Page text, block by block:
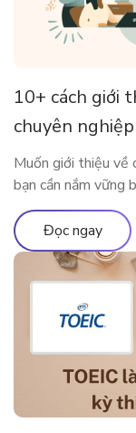
10+ cách giới
chuyên
Muốn giới thiệu
bạn cần nắm vững
quanh công việc
bạn những từ vựng,
bạn có thể nói […]
Đọc ngay